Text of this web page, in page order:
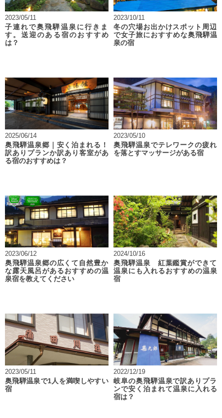
2023/05/11
子連れで奥飛騨温泉に行きま
す。送迎のある宿のおすすめ
は？
2023/10/11
冬の穴場お出かけスポット周辺
で女子旅におすすめな奥飛騨温
泉の宿
2025/06/14
奥飛騨温泉郷｜安く泊まれる！
訳ありプランか訳あり客室があ
る宿のおすすめは？
2023/05/10
奥飛騨温泉でテレワークの疲れ
を落とすマッサージがある宿
2023/06/12
奥飛騨温泉郷の広くて自然豊か
な露天風呂があるおすすめの温
泉宿を教えてください
2024/10/16
奥飛騨温泉 紅葉鑑賞ができて
温泉にも入れるおすすめの温泉
宿
2023/05/11
奥飛騨温泉で1人を満喫しやすい
宿
2022/12/19
岐阜の奥飛騨温泉で訳ありプラ
ンで安く泊まれて温泉に入れる
宿は？